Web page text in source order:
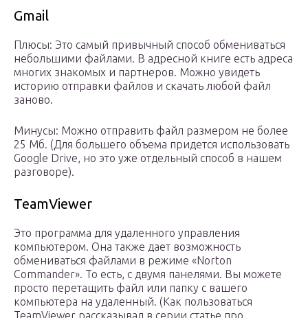
Gmail
Плюсы: Это самый привычный способ обмениваться
небольшими файлами. В адресной книге есть адреса
многих знакомых и партнеров. Можно увидеть
историю отправки файлов и скачать любой файл
заново.
Минусы: Можно отправить файл размером не более
25 Мб. (Для большего объема придется использовать
Google Drive, но это уже отдельный способ в нашем
разговоре).
TeamViewer
Это программа для удаленного управления
компьютером. Она также дает возможность
обмениваться файлами в режиме «Norton
Commander». То есть, с двумя панелями. Вы можете
просто перетащить файл или папку с вашего
компьютера на удаленный. (Как пользоваться
TeamViewer рассказывал в серии статье про